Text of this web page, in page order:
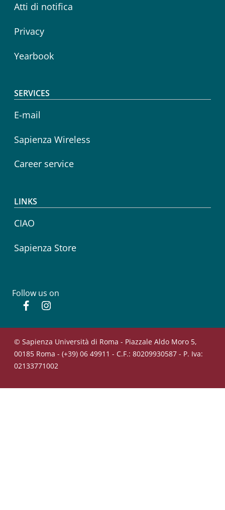
Atti di notifica
Privacy
Yearbook
SERVICES
E-mail
Sapienza Wireless
Career service
LINKS
CIAO
Sapienza Store
Follow us on
Facebook
© Sapienza Università di Roma - Piazzale Aldo Moro 5,
00185 Roma - (+39) 06 49911 - C.F.: 80209930587 - P. Iva:
02133771002